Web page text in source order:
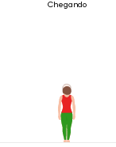
Chegando